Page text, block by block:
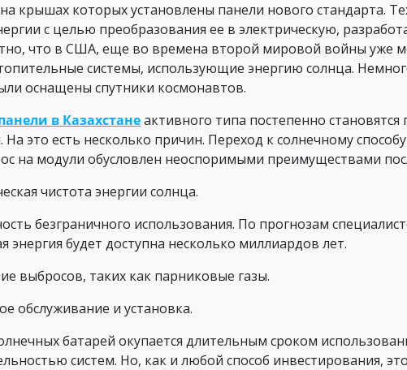
крышах которых установлены панели нового стандарта.
с целью преобразования ее в электрическую,
что в США, еще во времена второй мировой войны уже
системы, использующие энергию солнца.
оснащены спутники космонавтов.
в Казахстанеактивного типа постепенно
На это есть несколько причин. Переход к солнечному
на модули обусловлен неоспоримыми преимуществами
чистота энергии солнца.
безграничного использования. По прогнозам
энергия будет доступна несколько миллиардов лет.
выбросов, таких как парниковые газы.
обслуживание и установка.
батарей окупается длительным сроком
систем. Но, как и любой способ инвестирования,